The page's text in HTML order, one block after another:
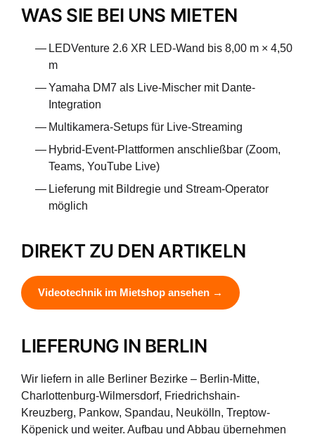
WAS SIE BEI UNS MIETEN
LEDVenture 2.6 XR LED-Wand bis 8,00 m × 4,50
m
Yamaha DM7 als Live-Mischer mit Dante-
Integration
Multikamera-Setups für Live-Streaming
Hybrid-Event-Plattformen anschließbar (Zoom,
Teams, YouTube Live)
Lieferung mit Bildregie und Stream-Operator
möglich
DIREKT ZU DEN ARTIKELN
Videotechnik im Mietshop ansehen →
LIEFERUNG IN BERLIN
Wir liefern in alle Berliner Bezirke – Berlin-Mitte,
Charlottenburg-Wilmersdorf, Friedrichshain-
Kreuzberg, Pankow, Spandau, Neukölln, Treptow-
Köpenick und weiter. Aufbau und Abbau übernehmen